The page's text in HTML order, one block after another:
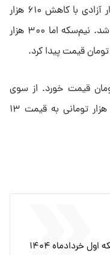
دارد. بر همین اساس، هر قطعه سکه بهار آزادی با کاهش ۶۱۰ هزار
تومانی، ۶۸ میلیون و ۸۸۰ هزار تومان شد. نیم‌سکه اما ۳۰۰ هزار
میلیون و ۹۰۰ هزار تومان قیمت خورد. از سوی
دیگر، سکه گرمی در بازار با کاهش ۱۰۰ هزار تومانی به قیمت ۱۳
خردادماه ۱۴۰۴